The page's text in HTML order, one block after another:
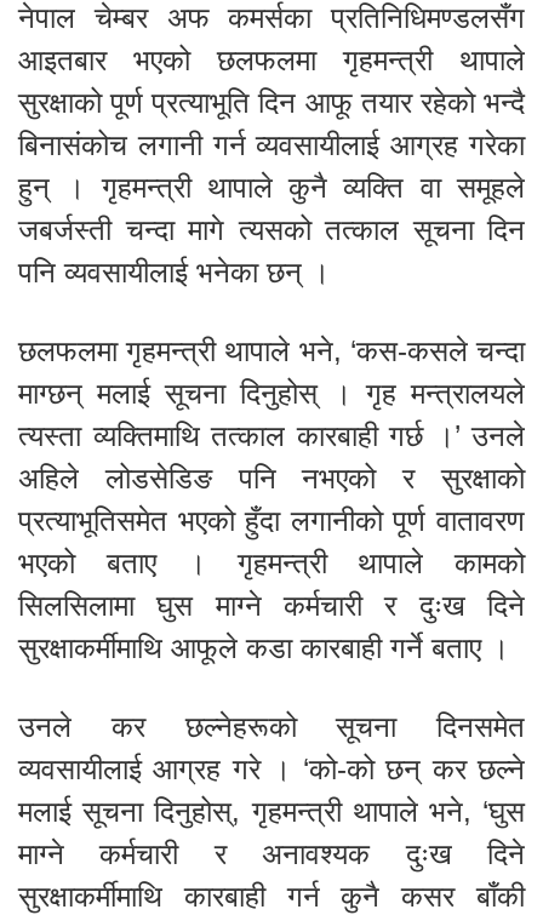
नेपाल चेम्बर अफ कमर्सका प्रतिनिधिमण्डलसँग
आइतबार भएको छलफलमा गृहमन्त्री थापाले
सुरक्षाको पूर्ण प्रत्याभूति दिन आफू तयार रहेको भन्दै
बिनासंकोच लगानी गर्न व्यवसायीलाई आग्रह गरेका
हुन् । गृहमन्त्री थापाले कुनै व्यक्ति वा समूहले
जबर्जस्ती चन्दा मागे त्यसको तत्काल सूचना दिन
पनि व्यवसायीलाई भनेका छन् ।
छलफलमा गृहमन्त्री थापाले भने, ‘कस-कसले चन्दा
माग्छन् मलाई सूचना दिनुहोस् । गृह मन्त्रालयले
त्यस्ता व्यक्तिमाथि तत्काल कारबाही गर्छ ।’ उनले
अहिले लोडसेडिङ पनि नभएको र सुरक्षाको
प्रत्याभूतिसमेत भएको हुँदा लगानीको पूर्ण वातावरण
भएको बताए । गृहमन्त्री थापाले कामको
सिलसिलामा घुस माग्ने कर्मचारी र दुःख दिने
सुरक्षाकर्मीमाथि आफूले कडा कारबाही गर्ने बताए ।
उनले कर छल्नेहरूको सूचना दिनसमेत
व्यवसायीलाई आग्रह गरे । ‘को-को छन् कर छल्ने
मलाई सूचना दिनुहोस्, गृहमन्त्री थापाले भने, ‘घुस
माग्ने कर्मचारी र अनावश्यक दुःख दिने
सुरक्षाकर्मीमाथि कारबाही गर्न कुनै कसर बाँकी